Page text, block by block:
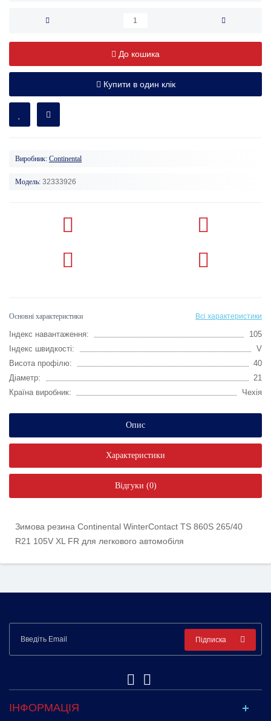
До кошика
Купити в один клік
Виробник: Continental
Модель: 32333926
Основні характеристики Всі характеристики
Індекс навантаження:
105
Індекс швидкості:
V
Висота профілю:
40
Діаметр:
21
Країна виробник:
Чехія
Опис
Характеристики
Відгуки (0)
Зимова резина Continental WinterContact TS 860S 265/40
R21 105V XL FR для легкового автомобіля
Підписка
ІНФОРМАЦІЯ